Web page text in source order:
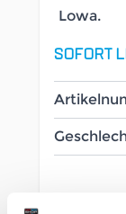
Lowa.
SOFORT